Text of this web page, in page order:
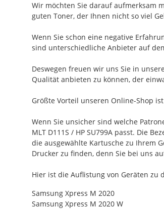
Wir möchten Sie darauf aufmerksam
guten Toner, der Ihnen nicht so viel
Wenn Sie schon eine negative
sind unterschiedliche Anbieter auf
Deswegen freuen wir uns Sie in
Qualität anbieten zu können, der
Größte Vorteil unseren Online-Shop
Wenn Sie unsicher sind welche
MLT D111S / HP SU799A passt. Die
die ausgewählte Kartusche zu Ihrem
Drucker zu finden, denn Sie bei uns
Hier ist die Auflistung von Geräten zu
Samsung Xpress M 2020
Samsung Xpress M 2020 W